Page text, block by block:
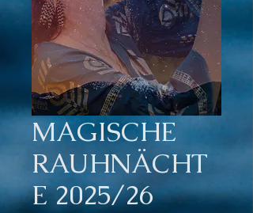
MAGISCHE
RAUHNÄCHT
E 2025/26